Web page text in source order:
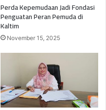
Perda Kepemudaan Jadi Fondasi
Penguatan Peran Pemuda di
Kaltim
November 15, 2025